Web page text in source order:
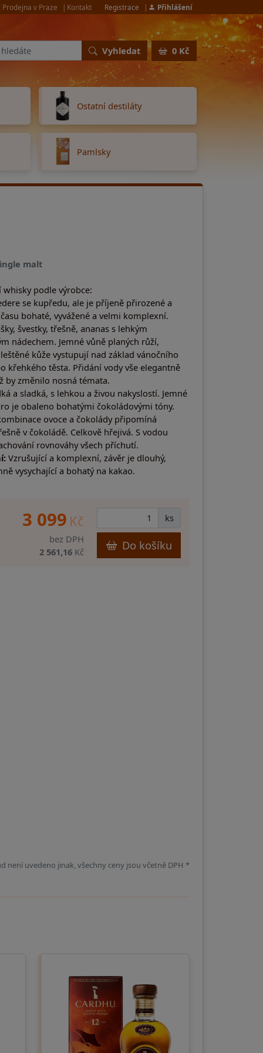
Prodejna v Praze Kontakt Registrace Přihlášení
Vyhledat 0 Kč
Ostatní destiláty
Pamlsky
malt
whisky podle výrobce:
se kupředu, ale je příjeně přirozené a
bohaté, vyvážené a velmi komplexní.
švestky, třešně, ananas s lehkým
nádechem. Jemné vůně planých růží,
kůže vystupují nad základ vánočního
křehkého těsta. Přidání vody vše elegantně
by změnilo nosná témata.
a sladká, s lehkou a živou nakyslostí. Jemné
je obaleno bohatými čokoládovými tóny.
ovoce a čokolády připomíná
v čokoládě. Celkově hřejivá. S vodou
rovnováhy všech příchutí.
Vzrušující a komplexní, závěr je dlouhý,
vysychající a bohatý na kakao.
3 099 Kč
bez DPH
2 561,16 Kč
ks
Do košíku
není uvedeno jinak, všechny ceny jsou včetně DPH *